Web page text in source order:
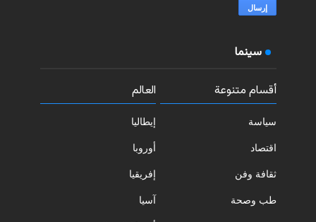
سينما
أقسام متنوعة
سياسة
اقتصاد
ثقافة وفن
طب وصحة
العالم
إيطاليا
أوروبا
إفريقيا
آسيا